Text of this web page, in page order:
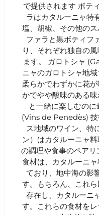
で提供されます ボテ
ラはカタルーニャ特
塩、胡椒、その他の
ファラと黒ボティフ
り、それぞれ独自の
ます。 ガロトシャ
ニャのガロトシャ地
柔らかでわずかに花
かでやや酸味のある
と一緒に楽しむの
(Vins de Penedès) 技
ス地域のワイン、特
ン）はカタルーニャ
の調理や食事のペア
食材は、カタルーニ
ており、地中海の影
す。もちろん、これ
存在し、カタルーニ
す。これらの食材を